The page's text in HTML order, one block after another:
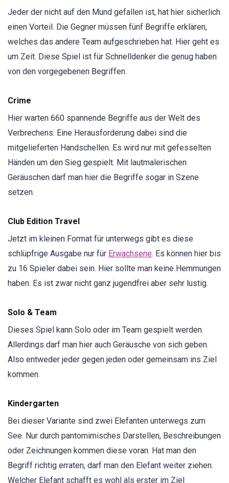
Jeder der nicht auf den Mund gefallen ist, hat hier sicherlich
einen Vorteil. Die Gegner müssen fünf Begriffe erklären,
welches das andere Team aufgeschrieben hat. Hier geht es
um Zeit. Diese Spiel ist für Schnelldenker die genug haben
von den vorgegebenen Begriffen.
Crime
Hier warten 660 spannende Begriffe aus der Welt des
Verbrechens. Eine Herausforderung dabei sind die
mitgelieferten Handschellen. Es wird nur mit gefesselten
Händen um den Sieg gespielt. Mit lautmalerischen
Geräuschen darf man hier die Begriffe sogar in Szene
setzen.
Club Edition Travel
Jetzt im kleinen Format für unterwegs gibt es diese
schlüpfrige Ausgabe nur für Erwachsene. Es können hier bis
zu 16 Spieler dabei sein. Hier sollte man keine Hemmungen
haben. Es ist zwar nicht ganz jugendfrei aber sehr lustig.
Solo & Team
Dieses Spiel kann Solo oder im Team gespielt werden.
Allerdings darf man hier auch Geräusche von sich geben.
Also entweder jeder gegen jeden oder gemeinsam ins Ziel
kommen.
Kindergarten
Bei dieser Variante sind zwei Elefanten unterwegs zum
See. Nur durch pantomimisches Darstellen, Beschreibungen
oder Zeichnungen kommen diese voran. Hat man den
Begriff richtig erraten, darf man den Elefant weiter ziehen.
Welcher Elefant schafft es wohl als erster im Ziel